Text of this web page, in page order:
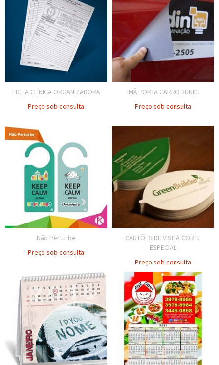
FICHA CLÍNICA ORGANIZADORA
Preço sob consulta
IMÃ PORTA CARRO 2UNID.
Preço sob consulta
Não Perturbe
Preço sob consulta
CARTÕES DE VISITA CORTE
ESPECIAL
Preço sob consulta